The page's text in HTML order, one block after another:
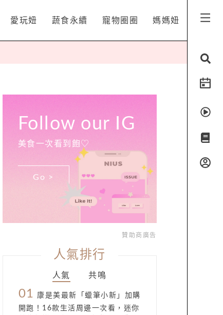
愛玩妞 蔬食永續 寵物圈圈 媽媽妞
Follow our IG
美食一次看到飽♡
Go >
贊助商廣告
人氣排行
人氣 共鳴
01
康是美最新「蠟筆小新」加購
開跑！16款生活周邊一次看，迷你